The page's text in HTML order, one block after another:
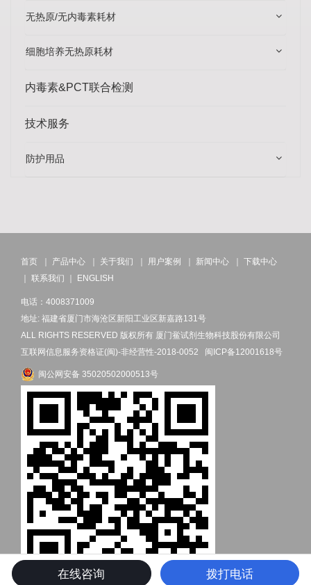
无热原/无内毒素耗材
细胞培养无热原耗材
内毒素&PCT联合检测
技术服务
防护用品
首页 ｜ 产品中心 ｜ 关于我们 ｜ 用户案例 ｜ 新闻中心 ｜ 下载中心
｜ 联系我们 ｜ ENGLISH
电话：4008371009
地址: 福建省厦门市海沧区新阳工业区新嘉路131号
ALL RIGHTS RESERVED 版权所有 厦门鲎试剂生物科技股份有限公司
互联网信息服务资格证(闽)-非经营性-2018-0052 闽ICP备12001618号
闽公网安备 35020502000513号
在线咨询 拨打电话